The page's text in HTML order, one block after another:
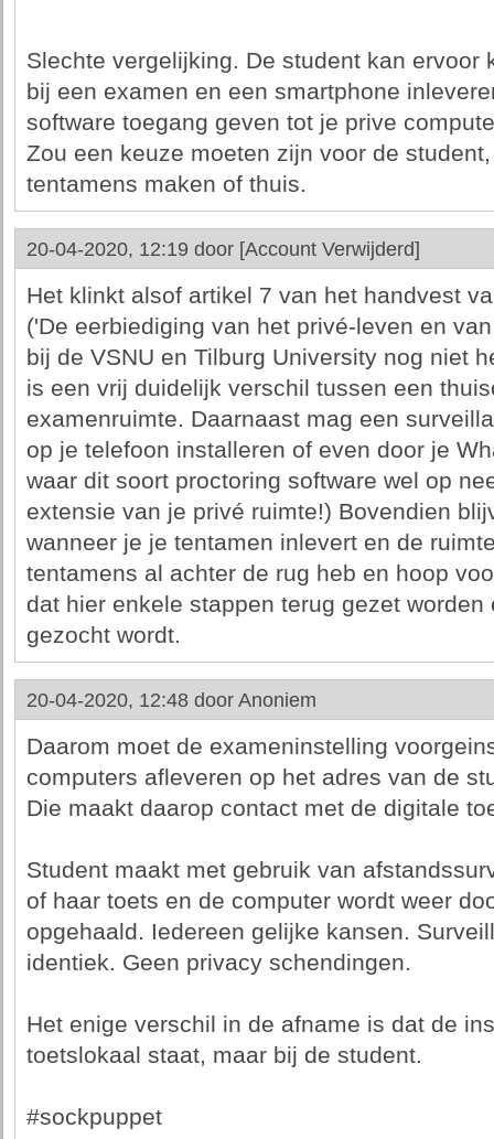
Slechte vergelijking. De student kan ervoor
bij een examen en een smartphone
software toegang geven tot je prive
Zou een keuze moeten zijn voor de
tentamens maken of thuis.
20-04-2020, 12:19 door [Account Verwijderd]
Het klinkt alsof artikel 7 van het handvest
('De eerbiediging van het privé-leven en
bij de VSNU en Tilburg University nog niet
is een vrij duidelijk verschil tussen een
examenruimte. Daarnaast mag een
op je telefoon installeren of even door je
waar dit soort proctoring software wel op
extensie van je privé ruimte!) Bovendien
wanneer je je tentamen inlevert en de
tentamens al achter de rug heb en hoop
dat hier enkele stappen terug gezet
gezocht wordt.
20-04-2020, 12:48 door Anoniem
Daarom moet de exameninstelling
computers afleveren op het adres van de
Die maakt daarop contact met de digitale
Student maakt met gebruik van
of haar toets en de computer wordt weer
opgehaald. Iedereen gelijke kansen.
identiek. Geen privacy schendingen.
Het enige verschil in de afname is dat de
toetslokaal staat, maar bij de student.
#sockpuppet